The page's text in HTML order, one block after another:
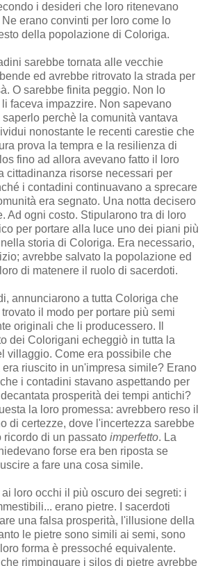
i desideri che loro ritenevano
erano convinti per loro come lo
della popolazione di Coloriga.
sarebbe tornata alle vecchie
ed avrebbe ritrovato la strada per
O sarebbe finita peggio. Non lo
faceva impazzire. Non sapevano
perchè la comunità vantava
nonostante le recenti carestie che
prova la tempra e la resilienza di
fino ad allora avevano fatto il loro
cittadinanza risorse necessari per
i contadini continuavano a sprecare
era segnato. Una notta decisero
Ad ogni costo. Stipularono tra di loro
per portare alla luce uno dei piani più
storia di Coloriga. Era necessario,
avrebbe salvato la popolazione ed
di matenere il ruolo di sacerdoti.
annunciarono a tutta Coloriga che
il modo per portare più semi
originali che li producessero. Il
dei Colorigani echeggiò in tutta la
villaggio. Come era possibile che
riuscito in un'impresa simile? Erano
i contadini stavano aspettando per
prosperità dei tempi antichi?
la loro promessa: avrebbero reso il
di certezze, dove l'incertezza sarebbe
di un passato imperfetto. La
forse era ben riposta se
a fare una cosa simile.
loro occhi il più oscuro dei segreti: i
erano pietre. I sacerdoti
una falsa prosperità, l'illusione della
le pietre sono simili ai semi, sono
forma è pressoché equivalente.
rimpinguare i silos di pietre avrebbe